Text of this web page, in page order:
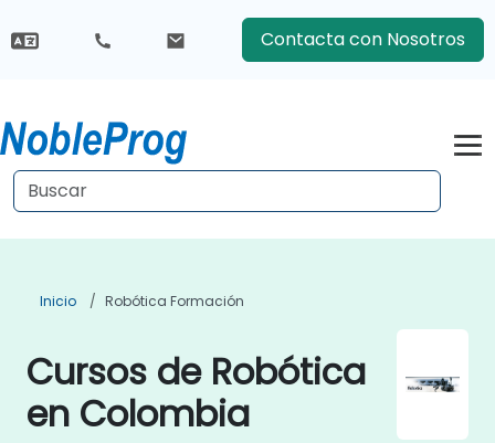
Contacta con Nosotros
Inicio Robótica Formación
Cursos de Robótica
en Colombia